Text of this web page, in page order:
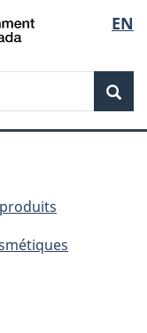
de
la
EN